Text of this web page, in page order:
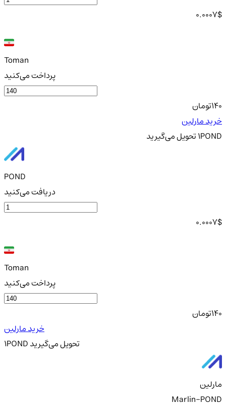
0.0007$
Toman
پرداخت می‌کنید
140تومان
خرید مارلین
1PONDتحویلمی‌گیرید
POND
دریافت می‌کنید
0.0007$
Toman
پرداخت می‌کنید
140تومان
خرید مارلین
1POND تحویلمی‌گیرید
مارلین
Marlin-POND